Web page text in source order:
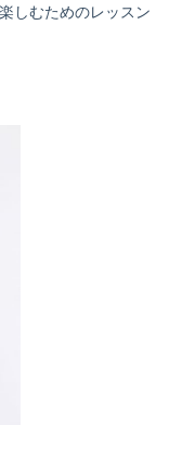
しむためのレッスン